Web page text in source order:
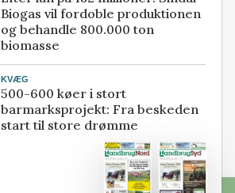
Biogas vil fordoble produktionen
og behandle 800.000 ton
biomasse
KVÆG
500-600 køer i stort
barmarksprojekt: Fra beskeden
start til store drømme